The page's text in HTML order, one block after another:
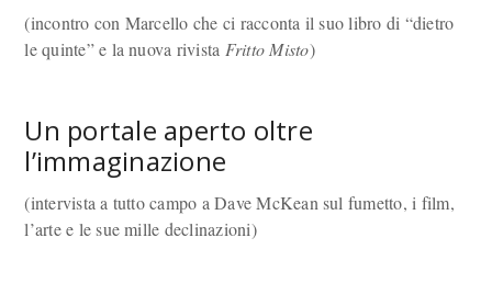
(incontro con Marcello che ci racconta il suo libro di “dietro
le quinte” e la nuova rivista Fritto Misto)
Un portale aperto oltre
l’immaginazione
(intervista a tutto campo a Dave McKean sul fumetto, i film,
l’arte e le sue mille declinazioni)